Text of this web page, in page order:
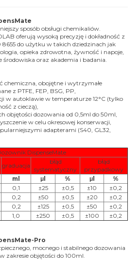
sposób obsługi chemikaliów.
oferują wysoką precyzję i dokładność z
8655 do użytku w takich dziedzinach jak
opieka zdrowotna, żywność i napoje,
oraz akademia i badania.
chemiczna, obojętne i wytrzymałe
z PTFE, FEP, BSG, PP,
w autoklawie w temperaturze 12°C (tylko
z cieczą),
objętości dozowania od 0,5ml do 50ml,
w celu okresowej konserwacji,
adapterami (S40, GL32,
DispenseMate
graduacja
błąd
systematyczny
błąd
przypadkowy
ml μl % μl
%
0,1 ±25 ±0,5 ±10
±0,2
0,2 ±50 ±0,5 ±20
±0,2
0,2 ±125 ±0,5 ±50
±0,2
1,0 ±250 ±0,5 ±100 ±0,2
Pro
mocnego i stabilnego dozowania
zakresie objętości do 100ml.